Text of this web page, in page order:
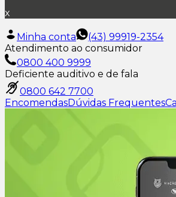
x
Minha conta
(43) 99919-2354
Atendimento ao consumidor
0800 400 9999
Deficiente auditivo e de fala
0800 642 7700
EncomendasDúvidas Frequentes